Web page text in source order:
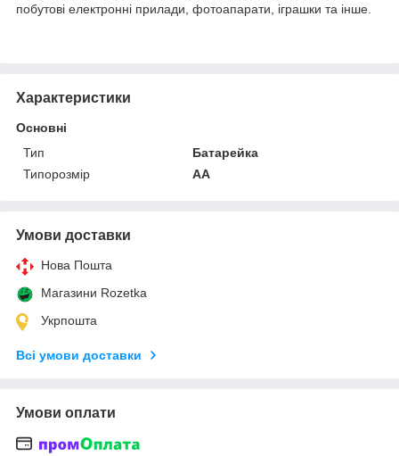
побутові електронні прилади, фотоапарати, іграшки та інше.
Характеристики
Основні
Тип
Батарейка
Типорозмір
AA
Умови доставки
Нова Пошта
Магазини Rozetka
Укрпошта
Всі умови доставки
Умови оплати